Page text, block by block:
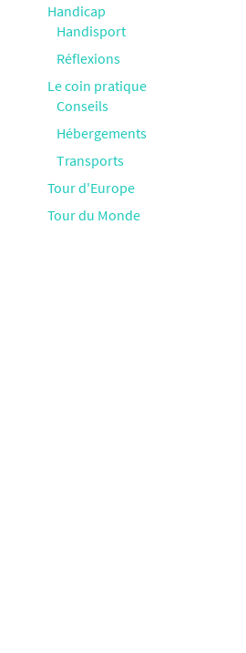
Handicap
Handisport
Réflexions
Le coin pratique
Conseils
Hébergements
Transports
Tour d'Europe
Tour du Monde